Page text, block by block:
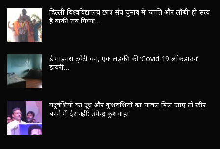
दिल्ली विश्वविद्यालय छात्र संघ चुनाव में ‘जाति और लॉबी’ ही सत्य
हैं बाकी सब मिथ्या…
डे माइनस ट्वेंटी वन, एक लड़की की ‘Covid-19 लॉकडाउन’
डायरी…
यदुवंशियों का दूध और कुशवंशियों का चावल मिल जाए तो खीर
बनने में देर नहीं: उपेन्द्र कुशवाहा